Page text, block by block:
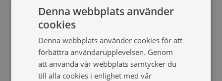
Fototryck på glas
Liggande strandhund
(#53502958)
Glas bild
Hundäng
storlek från: 100x50 cm
Denna webbplats använder
cookies
Denna webbplats använder cookies för att
förbättra användarupplevelsen. Genom
att använda vår webbplats samtycker du
till alla cookies i enlighet med vår